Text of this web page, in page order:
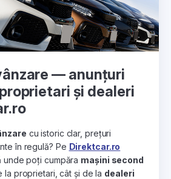
— anunțuri
și dealeri
cu istoric clar, prețuri
în regulă? Pe Direktcar.ro
unde poți cumpăra mașini second
la proprietari, cât și de la dealeri